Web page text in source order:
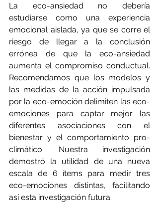
La eco-ansiedad no debería
estudiarse como una experiencia
emocional aislada, ya que se corre el
riesgo de llegar a la conclusión
errónea de que la eco-ansiedad
aumenta el compromiso conductual.
Recomendamos que los modelos y
las medidas de la acción impulsada
por la eco-emoción delimiten las eco-
emociones para captar mejor las
diferentes asociaciones con el
bienestar y el comportamiento pro-
climático. Nuestra investigación
demostró la utilidad de una nueva
escala de 6 ítems para medir tres
eco-emociones distintas, facilitando
así esta investigación futura.